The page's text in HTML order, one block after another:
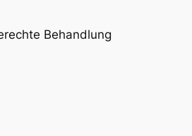
Behandlung